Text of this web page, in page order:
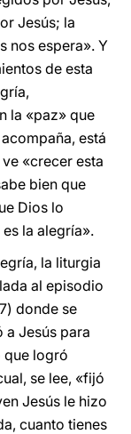
Jesús; la
nos espera». Y
de esta
la «paz» que
está
«crecer esta
bien que
Dios lo
la alegría».
la liturgia
al episodio
donde se
a Jesús para
que logró
se lee, «fijó
Jesús le hizo
cuanto tienes